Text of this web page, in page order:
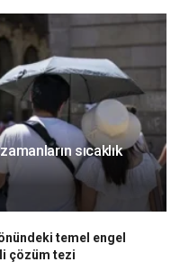
sıcaklık
temel engel
çözüm tezi